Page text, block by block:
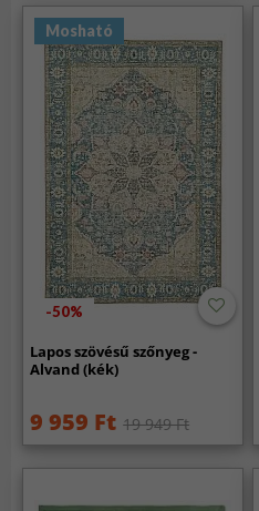
Mosható
-50%
Lapos szövésű szőnyeg -
Alvand (kék)
9 959 Ft 19 949 Ft